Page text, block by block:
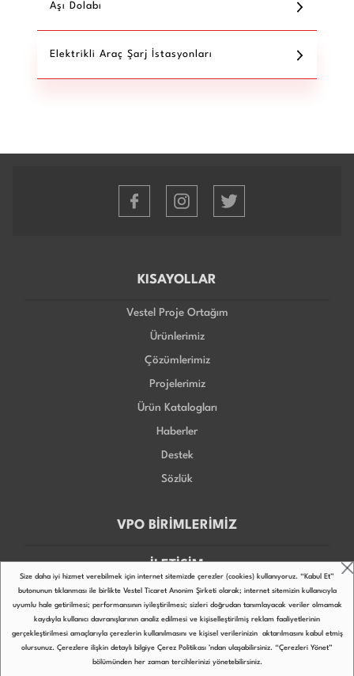
Aşı Dolabı
Elektrikli Araç Şarj İstasyonları
KISAYOLLAR
Vestel Proje Ortağım
Ürünlerimiz
Çözümlerimiz
Projelerimiz
Ürün Katalogları
Haberler
Destek
Sözlük
VPO BİRİMLERİMİZ
İLETİŞİM
Copyright © 2022
Size daha iyi hizmet verebilmek için internet sitemizde çerezler (cookies) kullanıyoruz. “Kabul Et”
butonunun tıklanması ile birlikte Vestel Ticaret Anonim Şirketi olarak; internet sitemizin kullanıcıyla
uyumlu hale getirilmesi; performansının iyileştirilmesi; sizleri doğrudan tanımlayacak veriler olmamak
kaydıyla kullanıcı davranışlarının analiz edilmesi ve kişiselleştirilmiş reklam faaliyetlerinin
gerçekleştirilmesi amaçlarıyla çerezlerin kullanılmasını ve kişisel verilerinizin aktarılmasını kabul etmiş
olursunuz. Çerezlere ilişkin detaylı bilgiye Çerez Politikası ’ndan ulaşabilirsiniz. “Çerezleri Yönet”
bölümünden her zaman tercihlerinizi yönetebilirsiniz.